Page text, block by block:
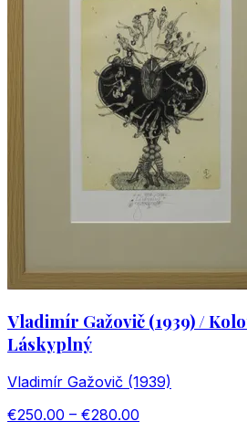
Vladimír Gažovič (1939) /
Láskyplný
Vladimír Gažovič (1939)
€250.00 – €280.00